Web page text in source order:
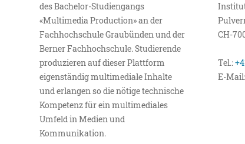
des Bachelor-Studiengangs
«Multimedia Production» an der
Fachhochschule Graubünden und der
Berner Fachhochschule. Studierende
produzieren auf dieser Plattform
eigenständig multimediale Inhalte
und erlangen so die nötige technische
Kompetenz für ein multimediales
Umfeld in Medien und
Kommunikation.
CH-
Tel.:
E-Mail: